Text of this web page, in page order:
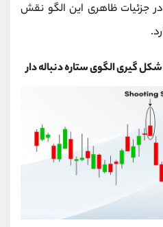
جزئیات ظاهری این الگو نقش
گیری الگوی ستاره دنباله دار